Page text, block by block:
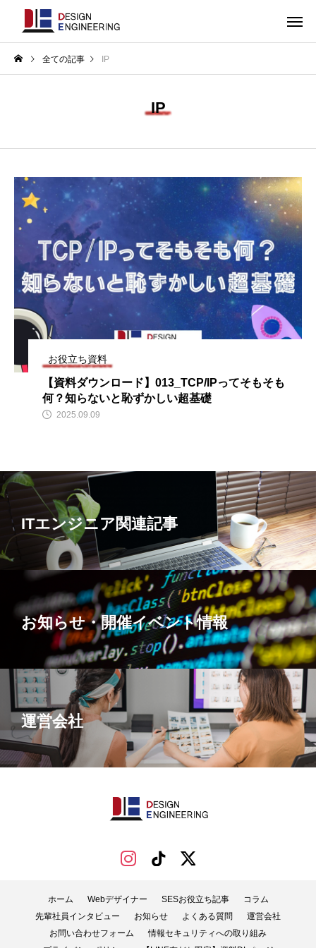
全ての記事 IP
IP
お役立ち資料
【資料ダウンロード】013_TCP/IPってそもそも
何？知らないと恥ずかしい超基礎
2025.09.09
ITエンジニア関連記事
お知らせ・開催イベント情報
運営会社
ホーム Webデザイナー SESお役立ち記事
コラム
先輩社員インタビュー
お知らせ よくある質問
運営会社
お問い合わせフォーム
情報セキュリティへの取り組み